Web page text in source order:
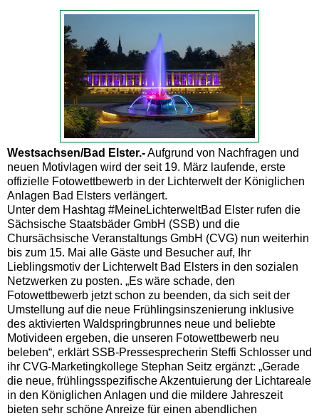
Westsachsen/Bad Elster.-Aufgrund von Nachfragen und
neuen Motivlagen wird der seit 19. März laufende, erste
offizielle Fotowettbewerb in der Lichterwelt der Königlichen
Anlagen Bad Elsters verlängert.
Unter dem Hashtag #MeineLichterweltBad Elster rufen die
Sächsische Staatsbäder GmbH (SSB) und die
Chursächsische Veranstaltungs GmbH (CVG) nun weiterhin
bis zum 15. Mai alle Gäste und Besucher auf, Ihr
Lieblingsmotiv der Lichterwelt Bad Elsters in den sozialen
Netzwerken zu posten. „Es wäre schade, den
Fotowettbewerb jetzt schon zu beenden, da sich seit der
Umstellung auf die neue Frühlingsinszenierung inklusive
des aktivierten Waldspringbrunnes neue und beliebte
Motivideen ergeben, die unseren Fotowettbewerb neu
beleben“, erklärt SSB-Pressesprecherin Steffi Schlosser und
ihr CVG-Marketingkollege Stephan Seitz ergänzt: „Gerade
die neue, frühlingsspezifische Akzentuierung der Lichtareale
in den Königlichen Anlagen und die mildere Jahreszeit
bieten sehr schöne Anreize für einen abendlichen